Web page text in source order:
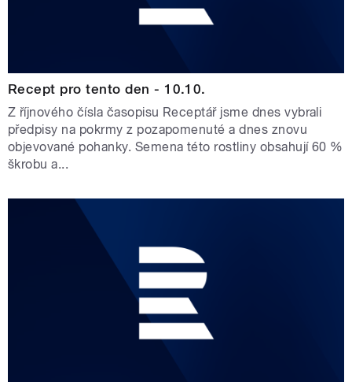
Recept pro tento den - 10.10.
Z říjnového čísla časopisu Receptář jsme dnes vybrali
předpisy na pokrmy z pozapomenuté a dnes znovu
objevované pohanky. Semena této rostliny obsahují 60 %
škrobu a...